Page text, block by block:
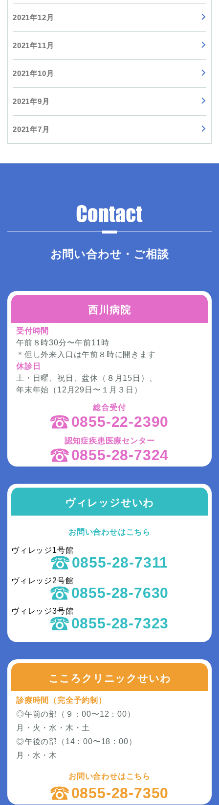
2021年12月
2021年11月
2021年10月
2021年9月
2021年7月
お問い合わせ・ご相談
西川病院
受付時間
午前８時30分〜午前11時
＊但し外来入口は午前８時に開きます
休診日
土・日曜、祝日、盆休（８月15日）、
年末年始（12月29日〜１月３日）
総合受付
0855-22-2390
認知症疾患医療センター
0855-28-7324
ヴィレッジせいわ
お問い合わせはこちら
ヴィレッジ1号館
0855-28-7311
ヴィレッジ2号館
0855-28-7630
ヴィレッジ3号館
0855-28-7323
こころクリニックせいわ
診療時間（完全予約制）
◎午前の部（９：00〜12：00）
月・火・水・木・土
◎午後の部（14：00〜18：00）
月・水・木
お問い合わせはこちら
0855-28-7350